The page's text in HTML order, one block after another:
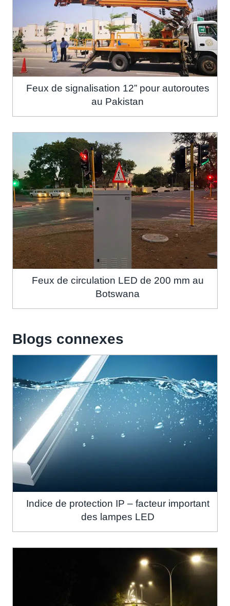
Feux de signalisation 12” pour autoroutes
au Pakistan
Feux de circulation LED de 200 mm au
Botswana
Blogs connexes
Indice de protection IP – facteur important
des lampes LED